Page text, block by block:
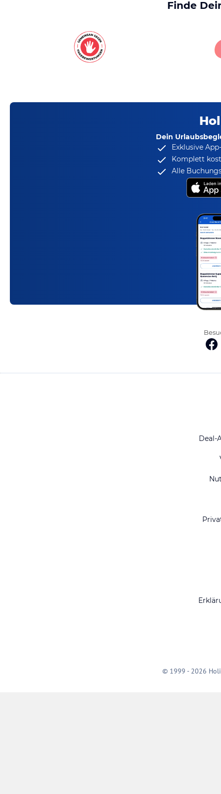
Finde
Dein
Exklusive
Komplett
Alle
Deal-
© 1999 - 2026